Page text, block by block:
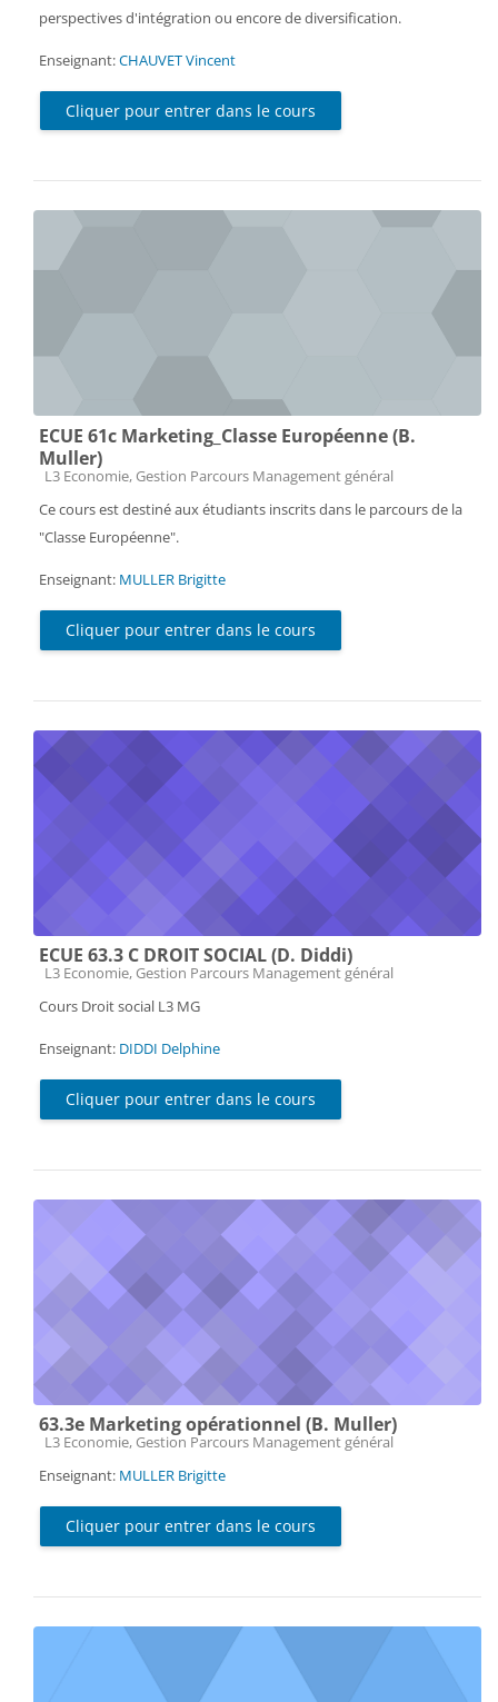
perspectives d'intégration ou encore de diversification.
Enseignant:CHAUVET Vincent
Cliquer pour entrer dans le cours
ECUE 61c Marketing_Classe Européenne (B.
Muller)
Catégorie de cours
L3 Economie, Gestion Parcours Management général
Ce cours est destiné aux étudiants inscrits dans le parcours de la
"Classe Européenne".
Enseignant: MULLER Brigitte
Cliquer pour entrer dans le cours
ECUE 63.3 C DROIT SOCIAL (D. Diddi)
Catégorie de cours
L3 Economie, Gestion Parcours Management général
Cours Droit social L3 MG
Enseignant: DIDDI Delphine
Cliquer pour entrer dans le cours
63.3e Marketing opérationnel (B. Muller)
Catégorie de cours
L3 Economie, Gestion Parcours Management général
Enseignant: MULLER Brigitte
Cliquer pour entrer dans le cours